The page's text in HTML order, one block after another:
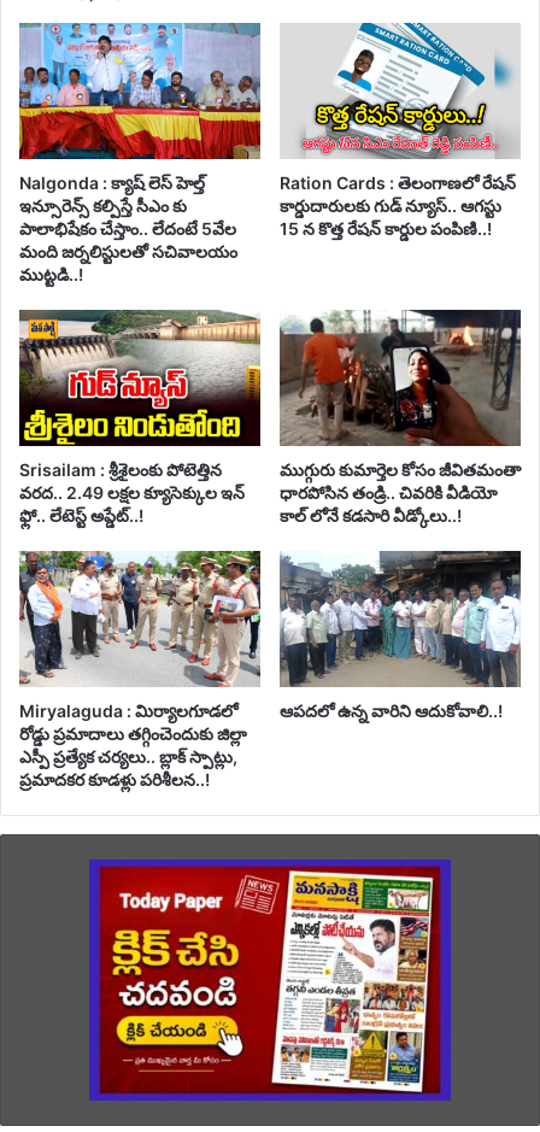
Nalgonda : క్యాష్ లెస్ హెల్త్
ఇన్సూరెన్స్ కల్పిస్తే సీఎం కు
పాలాభిషేకం చేస్తాం.. లేదంటే 5వేల
మంది జర్నలిస్టులతో సచివాలయం
ముట్టడి..!
Ration Cards : తెలంగాణలో రేషన్
కార్డుదారులకు గుడ్ న్యూస్.. ఆగస్టు
15 న కొత్త రేషన్ కార్డుల పంపిణి..!
Srisailam : శ్రీశైలంకు పోటెత్తిన
వరద.. 2.49 లక్షల క్యూసెక్కుల ఇన్
ఫ్లో.. లేటెస్ట్ అప్డేట్..!
ముగ్గురు కుమార్తెల కోసం జీవితమంతా
ధారపోసిన తండ్రి.. చివరికి వీడియో
కాల్ లోనే కడసారి వీడ్కోలు..!
Miryalaguda : మిర్యాలగూడలో
రోడ్డు ప్రమాదాలు తగ్గించెందుకు జిల్లా
ఎస్పీ ప్రత్యేక చర్యలు.. బ్లాక్ స్పాట్లు,
ప్రమాదకర కూడళ్లు పరిశీలన..!
ఆపదలో ఉన్న వారిని ఆదుకోవాలి..!